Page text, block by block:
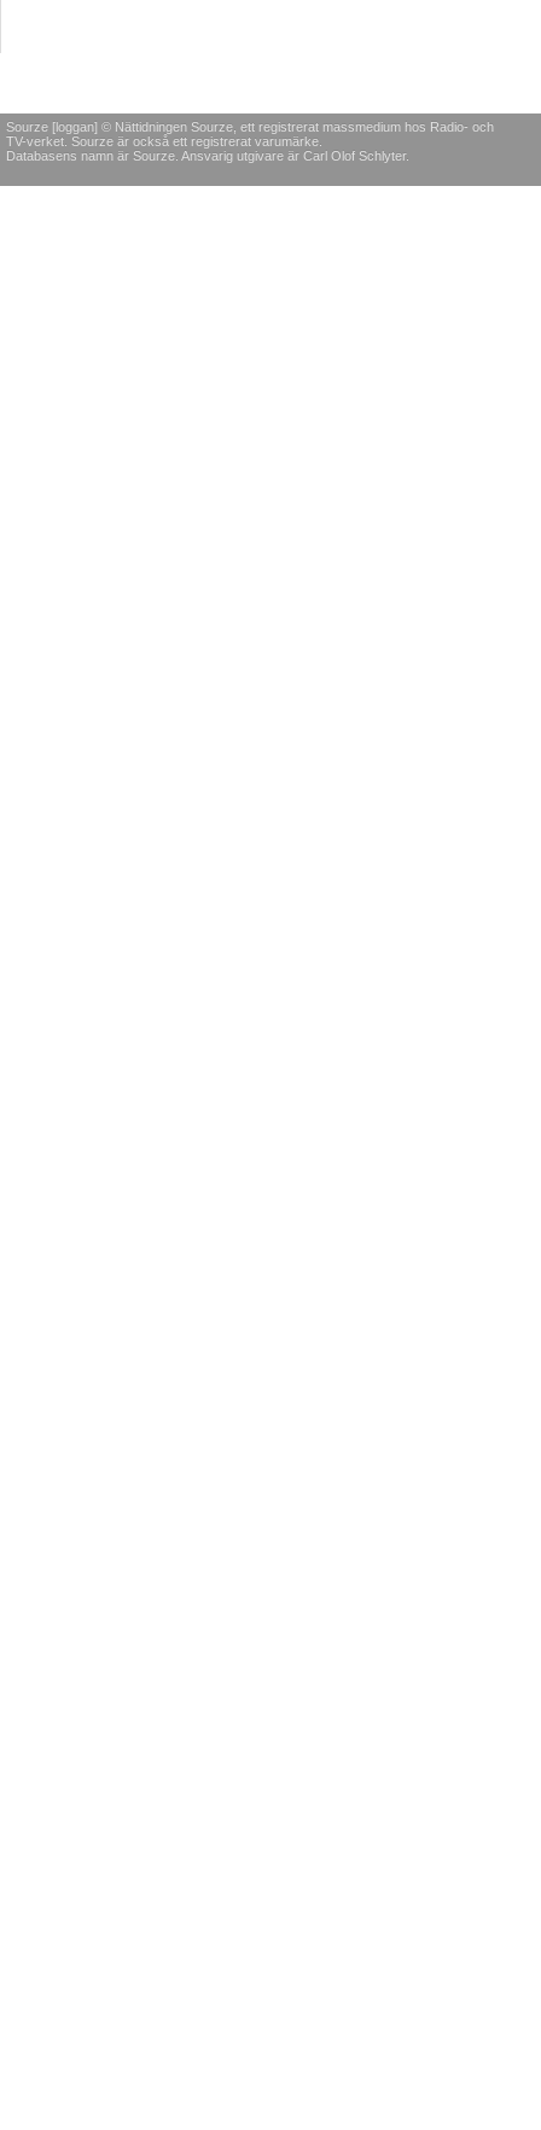
Sourze [loggan] © Nättidningen Sourze, ett registrerat massmedium hos Radio- och
TV-verket. Sourze är också ett registrerat varumärke.
Databasens namn är Sourze. Ansvarig utgivare är Carl Olof Schlyter.